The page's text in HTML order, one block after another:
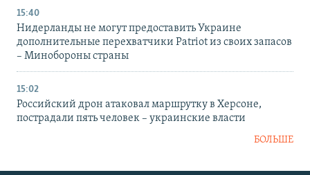
15:40
Нидерланды не могут предоставить Украине
дополнительные перехватчики Patriot из своих запасов
– Минобороны страны
15:02
Российский дрон атаковал маршрутку в Херсоне,
пострадали пять человек – украинские власти
БОЛЬШЕ